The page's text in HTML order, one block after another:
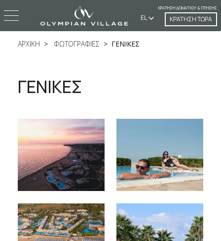
EL
ΚΡΆΤΗΣΗ ΔΩΜΑΤΊΟΥ & ΠΤΉΣΗΣ
ΚΡΑΤΗΣΗ ΤΩΡΑ
ΑΡΧΙΚΗ ΦΩΤΟΓΡΑΦΙΕΣ ΓΕΝΙΚΕΣ
ΓΕΝΙΚΕΣ